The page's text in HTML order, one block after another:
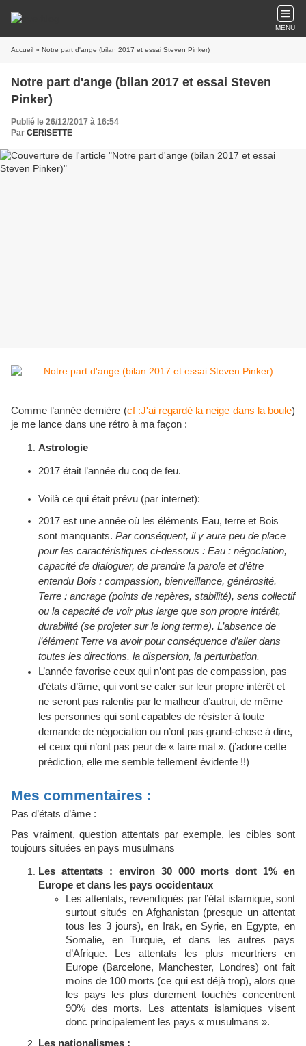
MENU
Accueil » Notre part d'ange (bilan 2017 et essai Steven Pinker)
Notre part d'ange (bilan 2017 et essai Steven
Pinker)
Publié le 26/12/2017 à 16:54
Par CERISETTE
Comme l’année dernière (cf :J'ai regardé la neige dans la boule)
je me lance dans une rétro à ma façon :
Astrologie
2017 était l’année du coq de feu.
Voilà ce qui était prévu (par internet):
2017 est une année où les éléments Eau, terre et Bois
sont manquants. Par conséquent, il y aura peu de place
pour les caractéristiques ci-dessous : Eau : négociation,
capacité de dialoguer, de prendre la parole et d’être
entendu Bois : compassion, bienveillance, générosité.
Terre : ancrage (points de repères, stabilité), sens collectif
ou la capacité de voir plus large que son propre intérêt,
durabilité (se projeter sur le long terme). L’absence de
l’élément Terre va avoir pour conséquence d’aller dans
toutes les directions, la dispersion, la perturbation.
L’année favorise ceux qui n’ont pas de compassion, pas
d’états d’âme, qui vont se caler sur leur propre intérêt et
ne seront pas ralentis par le malheur d’autrui, de même
les personnes qui sont capables de résister à toute
demande de négociation ou n’ont pas grand-chose à dire,
et ceux qui n’ont pas peur de « faire mal ». (j’adore cette
prédiction, elle me semble tellement évidente !!)
Mes commentaires :
Pas d’états d’âme :
Pas vraiment, question attentats par exemple, les cibles sont
toujours situées en pays musulmans
Les attentats : environ 30 000 morts dont 1% en
Europe et dans les pays occidentaux
Les attentats, revendiqués par l’état islamique, sont
surtout situés en Afghanistan (presque un attentat
tous les 3 jours), en Irak, en Syrie, en Egypte, en
Somalie, en Turquie, et dans les autres pays
d’Afrique. Les attentats les plus meurtriers en
Europe (Barcelone, Manchester, Londres) ont fait
moins de 100 morts (ce qui est déjà trop), alors que
les pays les plus durement touchés concentrent
90% des morts. Les attentats islamiques visent
donc principalement les pays « musulmans ».
Les nationalismes :